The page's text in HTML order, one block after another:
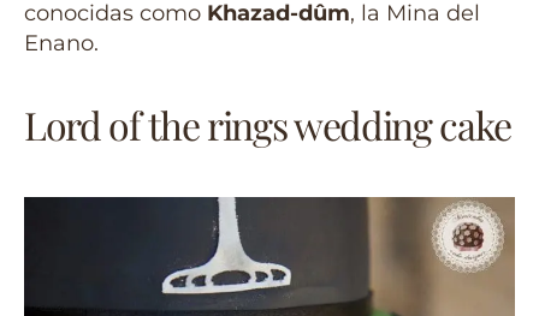
conocidas como Khazad-dûm, la Mina del
Enano.
Lord of the rings wedding cake